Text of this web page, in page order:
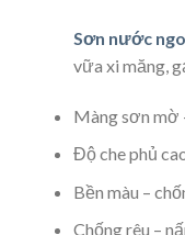
Sơn nước
vữa xi măng,
Màng sơn mờ
Độ che phủ
Bền màu –
Chống rêu –